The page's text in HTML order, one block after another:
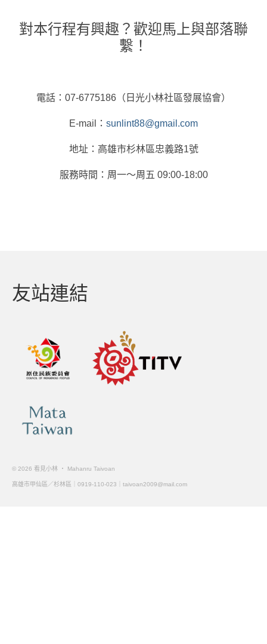
對本行程有興趣？歡迎馬上與部落聯
繫！
電話：07-6775186（日光小林社區發展協會）
E-mail： sunlint88@gmail.com
地址：高雄市杉林區忠義路1號
服務時間：周一～周五 09:00-18:00
友站連結
© 2026 看見小林 ‧ Mahanru Taivoan
高雄市甲仙區／杉林區｜0919-110-023｜ taivoan2009@mail.com